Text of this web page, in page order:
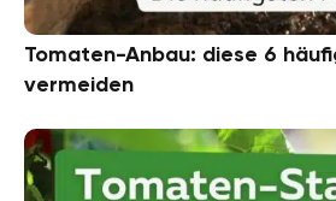
Tomaten-Anbau: diese 6
vermeiden